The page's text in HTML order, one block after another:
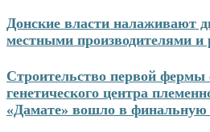
Донские власти налаживают
местными производителями и
Строительство первой фермы
генетического центра
«Дамате» вошло в финальную